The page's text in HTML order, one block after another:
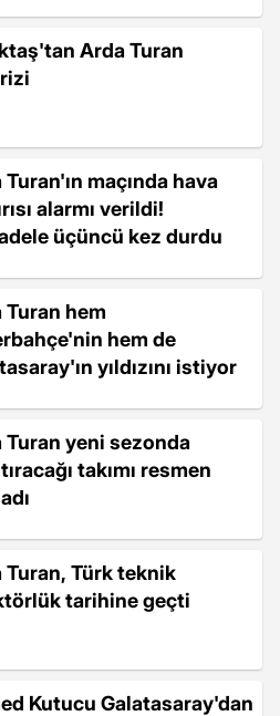
Arda Turan
maçında hava
alarmı verildi!
üçüncü kez durdu
Turan hem
hem de
yıldızını istiyor
Turan yeni sezonda
takımı resmen
Turan, Türk teknik
tarihine geçti
Kutucu Galatasaray'dan